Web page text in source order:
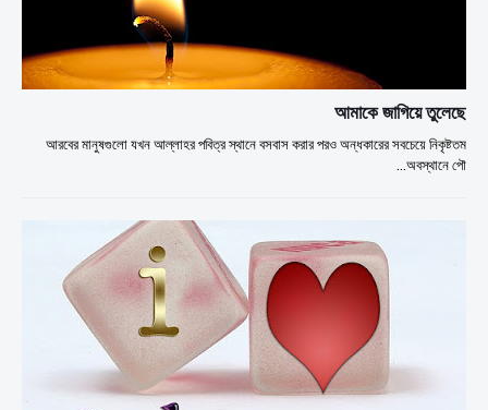
আমাকে জাগিয়ে তুলেছে
আরবের মানুষগুলো যখন আল্লাহর পবিত্র স্থানে বসবাস করার পরও অন্ধকারের সবচেয়ে নিকৃষ্টতম
অবস্থানে পৌ…